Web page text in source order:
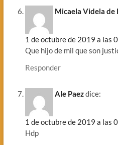
Micaela Videla de
1 de octubre de 2019 a las
Que hijo de mil que son
Responder
Ale Paezdice:
1 de octubre de 2019 a las
Hdp